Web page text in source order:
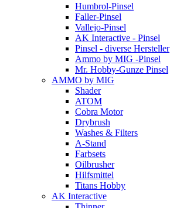
Humbrol-Pinsel
Faller-Pinsel
Vallejo-Pinsel
AK Interactive - Pinsel
Pinsel - diverse Hersteller
Ammo by MIG -Pinsel
Mr. Hobby-Gunze Pinsel
AMMO by MIG
Shader
ATOM
Cobra Motor
Drybrush
Washes & Filters
A-Stand
Farbsets
Oilbrusher
Hilfsmittel
Titans Hobby
AK Interactive